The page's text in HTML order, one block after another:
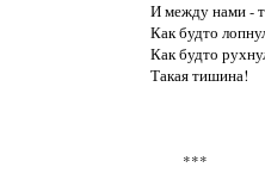
И между нами -
Как будто
Как будто
Такая тишина!
         ***